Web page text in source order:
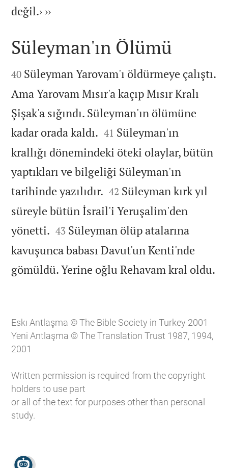
değil.› ››

Süleyman'ın Ölümü

40 Süleyman Yarovam'ı öldürmeye çalıştı.
Ama Yarovam Mısır'a kaçıp Mısır Kralı
Şişak'a sığındı. Süleyman'ın ölümüne
kadar orada kaldı. 

41 Süleyman'ın
krallığı dönemindeki öteki olaylar, bütün
yaptıkları ve bilgeliği Süleyman'ın
tarihinde yazılıdır. 

42 Süleyman kırk yıl
süreyle bütün İsrail'i Yeruşalim'den
yönetti. 

43 Süleyman ölüp atalarına
kavuşunca babası Davut'un Kenti'nde
gömüldü. Yerine oğlu Rehavam kral oldu.
Eskı Antlaşma © The Bible Society in Turkey 2001
Yeni Antlaşma © The Translation Trust 1987, 1994,
2001
Written permission is required from the copyright
holders to use part
or all of the text for purposes other than personal
study.